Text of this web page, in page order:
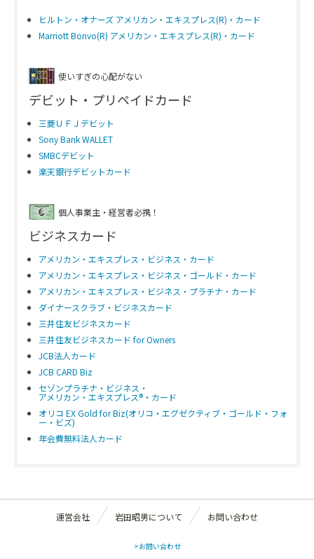
ヒルトン・オナーズ アメリカン・エキスプレス(R)・カード
Marriott Bonvo(R) アメリカン・エキスプレス(R)・カード
使いすぎの心配がない
デビット・プリペイドカード
三菱ＵＦＪデビット
Sony Bank WALLET
SMBCデビット
楽天銀行デビットカード
個人事業主・経営者必携！
ビジネスカード
アメリカン・エキスプレス・ビジネス・カード
アメリカン・エキスプレス・ビジネス・ゴールド・カード
アメリカン・エキスプレス・ビジネス・プラチナ・カード
ダイナースクラブ・ビジネスカード
三井住友ビジネスカード
三井住友ビジネスカード for Owners
JCB法人カード
JCB CARD Biz
セゾンプラチナ・ビジネス・
アメリカン・エキスプレス®・カード
オリコ EX Gold for Biz(オリコ・エグゼクティブ・ゴールド・フォ
ー・ビズ)
年会費無料法人カード
運営会社 岩田昭男について お問い合わせ
>お問い合わせ